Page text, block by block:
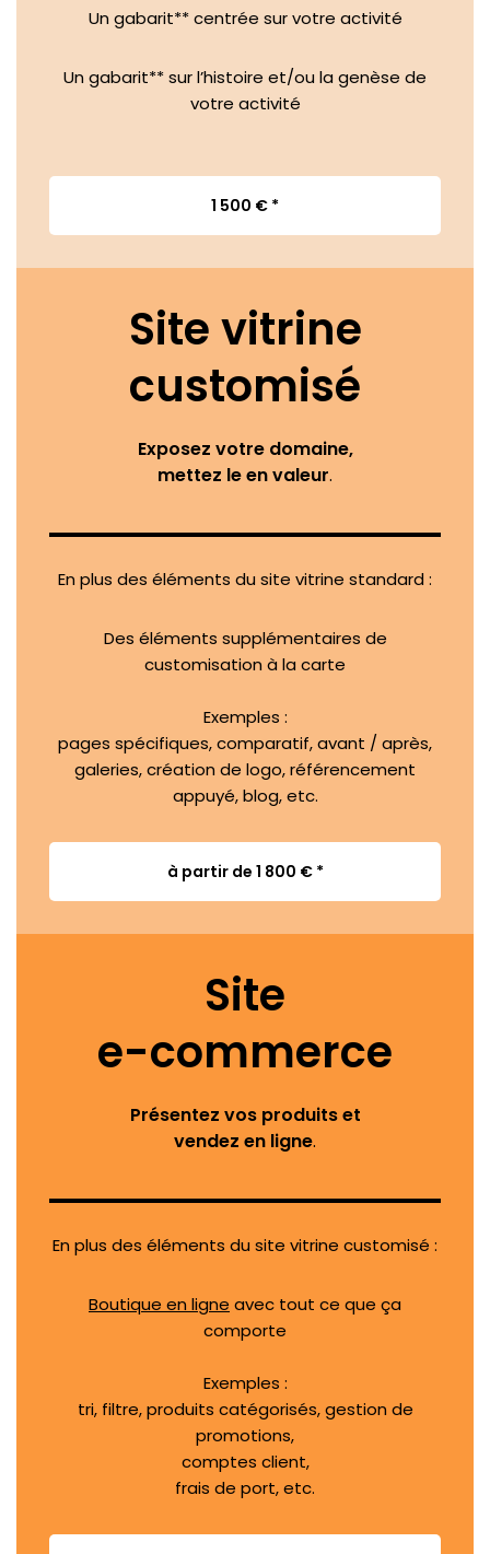
Un gabarit** centrée sur votre activité
Un gabarit** sur l’histoire et/ou la genèse de
votre activité
1 500 € *
Sitevitrine
customisé
Exposez votre domaine,
mettez le en valeur.
En plus des éléments du site vitrine standard :
Des éléments supplémentaires de
customisation à la carte
Exemples :
pages spécifiques, comparatif, avant / après,
galeries, création de logo, référencement
appuyé, blog, etc.
à partir de 1 800 €*
Site
e-commerce
Présentez vos produits et
vendez en ligne.
En plus des éléments du site vitrine customisé :
Boutique en ligne avec tout ce que ça
comporte
Exemples :
tri, filtre, produits catégorisés, gestion de
promotions,
comptes client,
frais de port, etc.